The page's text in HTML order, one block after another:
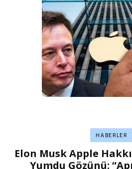
HABERLER
Elon Musk Apple
Yumdu Gözünü: